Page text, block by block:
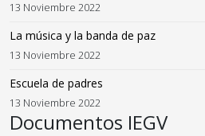
13 Noviembre 2022
La música y la banda de paz
13 Noviembre 2022
Escuela de padres
13 Noviembre 2022
Documentos IEGV